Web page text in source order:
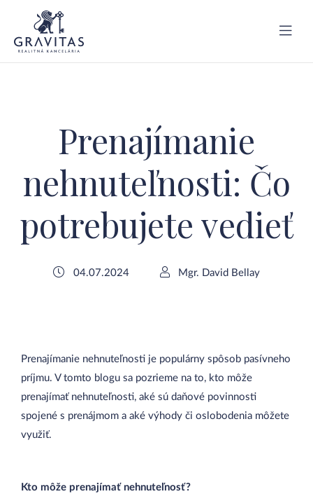
Prenajímanie
nehnuteľnosti: Čo
potrebujete vedieť
04.07.2024 Mgr. David Bellay
Prenajímanie nehnuteľnosti je populárny spôsob pasívneho
príjmu. V tomto blogu sa pozrieme na to, kto môže
prenajímať nehnuteľnosti, aké sú daňové povinnosti
spojené s prenájmom a aké výhody či oslobodenia môžete
využiť.
Kto môže prenajímať nehnuteľnosť?